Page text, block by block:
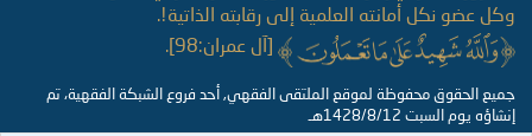
وكل عضو نكل أمانته العلمية إلى رقابته الذاتية!.
[آل عمران:98].
جميع الحقوق محفوظة لموقع الملتقى الفقهي, أحد فروع الشبكة الفقهية، تم
إنشاؤه يوم السبت 1428/8/12هـ